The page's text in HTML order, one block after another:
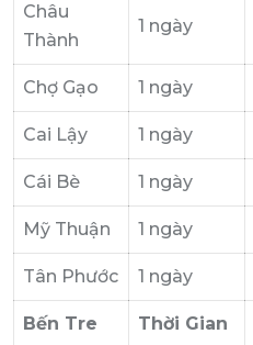
Châu
Thành
1 ngày
Chợ Gạo 1 ngày
Cai Lậy 1 ngày
Cái Bè 1 ngày
Mỹ Thuận 1 ngày
Tân Phước 1 ngày
Bến Tre Thời Gian